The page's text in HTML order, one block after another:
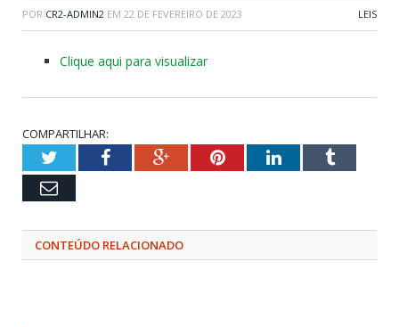
POR CR2-ADMIN2 EM 22 DE FEVEREIRO DE 2023 LEIS
Clique aqui para visualizar
COMPARTILHAR:
TwitterFacebookGoogle+PinterestLinkedInTumblr
Email
CONTEÚDO RELACIONADO